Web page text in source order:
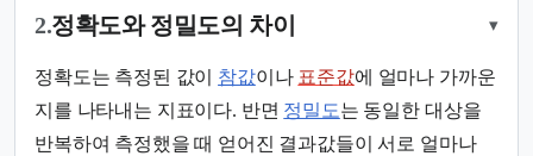
2.정확도와 정밀도의 차이 ▾
정확도는 측정된 값이 참값이나 표준값에 얼마나 가까운
지를 나타내는 지표이다. 반면 정밀도는 동일한 대상을
반복하여 측정했을 때 얻어진 결과값들이 서로 얼마나